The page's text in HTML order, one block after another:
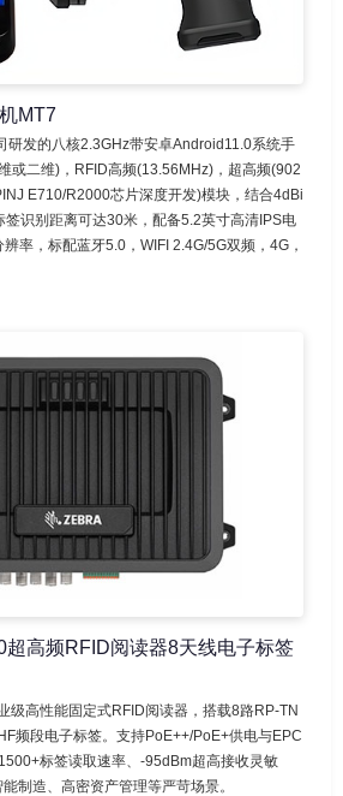
MT7
研发的八核2.3GHz带安卓Android11.0系统手
或二维)，RFID高频(13.56MHz)，超高频(902
E710/R2000芯片深度开发)模块，结合4dBi
签识别距离可达30米，配备5.2英寸高清IPS电
率，标配蓝牙5.0，WIFI 2.4G/5G双频，4G，
超高频RFID阅读器8天线电子标签
级高性能固定式RFID阅读器，搭载8路RP-TN
频段电子标签。支持PoE++/PoE+供电与EPC
标签读取速率、-95dBm超高接收灵敏
制造、高密资产管理等严苛场景。